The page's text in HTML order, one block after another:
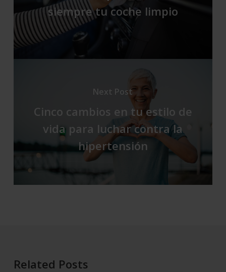
siempre tu coche limpio
Next Post
Cinco cambios en tu estilo de
vida para luchar contra la
hipertensión
Related Posts